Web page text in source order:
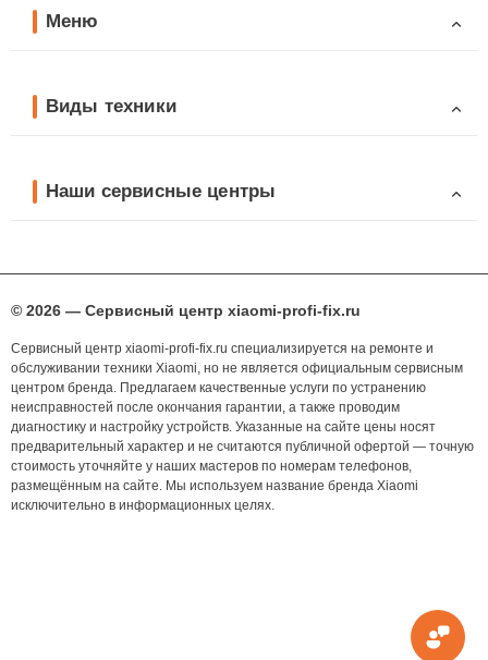
Меню
Виды техники
Наши сервисные центры
© 2026 — Сервисный центр xiaomi-profi-fix.ru
Сервисный центр xiaomi-profi-fix.ru специализируется на ремонте и
обслуживании техники Xiaomi, но не является официальным сервисным
центром бренда. Предлагаем качественные услуги по устранению
неисправностей после окончания гарантии, а также проводим
диагностику и настройку устройств. Указанные на сайте цены носят
предварительный характер и не считаются публичной офертой — точную
стоимость уточняйте у наших мастеров по номерам телефонов,
размещённым на сайте. Мы используем название бренда Xiaomi
исключительно в информационных целях.